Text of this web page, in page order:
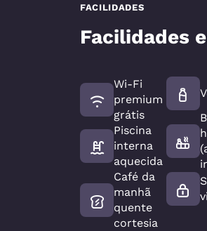
FACILIDADES
Facilidades
Wi-Fi
premium
grátis
Piscina
interna
aquecida
Café da
manhã
quente
cortesia